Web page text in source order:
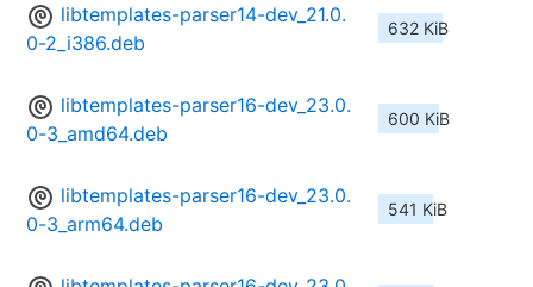
libtemplates-parser14-dev_21.0.
0-2_i386.deb
632 KiB
libtemplates-parser16-dev_23.0.
0-3_amd64.deb
600 KiB
libtemplates-parser16-dev_23.0.
0-3_arm64.deb
541 KiB